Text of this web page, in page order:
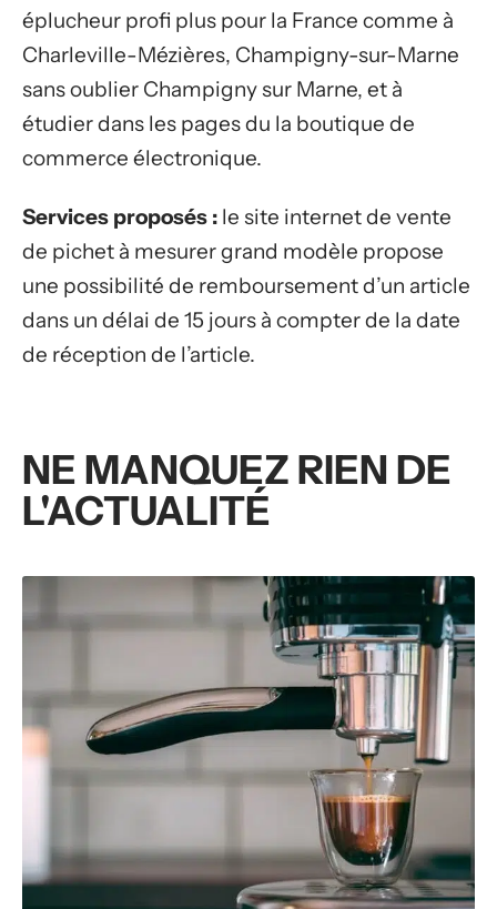
éplucheur profi plus pour la France comme à
Charleville-Mézières, Champigny-sur-Marne
sans oublier Champigny sur Marne, et à
étudier dans les pages du la boutique de
commerce électronique.
Services proposés : le site internet de vente
de pichet à mesurer grand modèle propose
une possibilité de remboursement d’un article
dans un délai de 15 jours à compter de la date
de réception de l’article.
NE MANQUEZ RIEN DE
L'ACTUALITÉ